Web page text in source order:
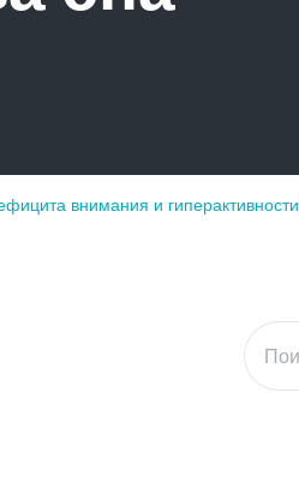
внимания и
Поиск